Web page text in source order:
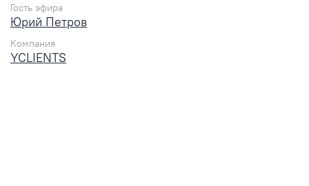
Гость эфира
Юрий Петров
Компания
YCLIENTS